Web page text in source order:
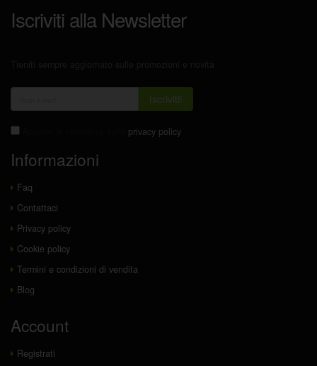
Iscriviti alla Newsletter
Iscriviti!
privacy policy
Informazioni
Faq
Contattaci
Privacy policy
Cookie policy
Termini e condizioni di vendita
Blog
Account
Registrati